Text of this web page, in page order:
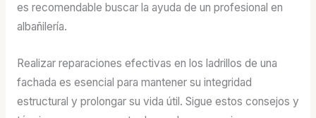
es recomendable buscar la ayuda de un profesional en
albañilería.
Realizar reparaciones efectivas en los ladrillos de una
fachada es esencial para mantener su integridad
estructural y prolongar su vida útil. Sigue estos consejos y